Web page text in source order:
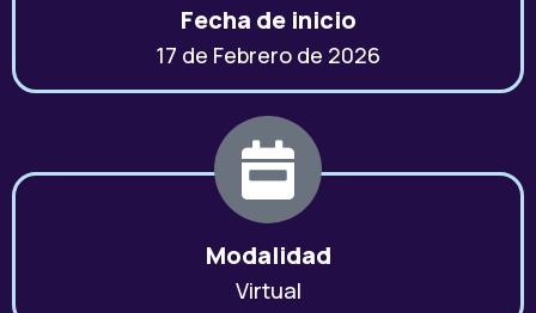
Fecha de inicio
17 de Febrero de 2026
Modalidad
Virtual